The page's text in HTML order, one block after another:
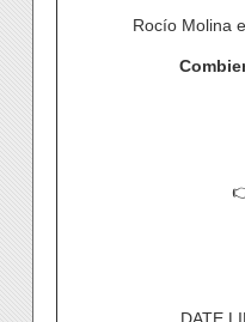
Rocío Molina